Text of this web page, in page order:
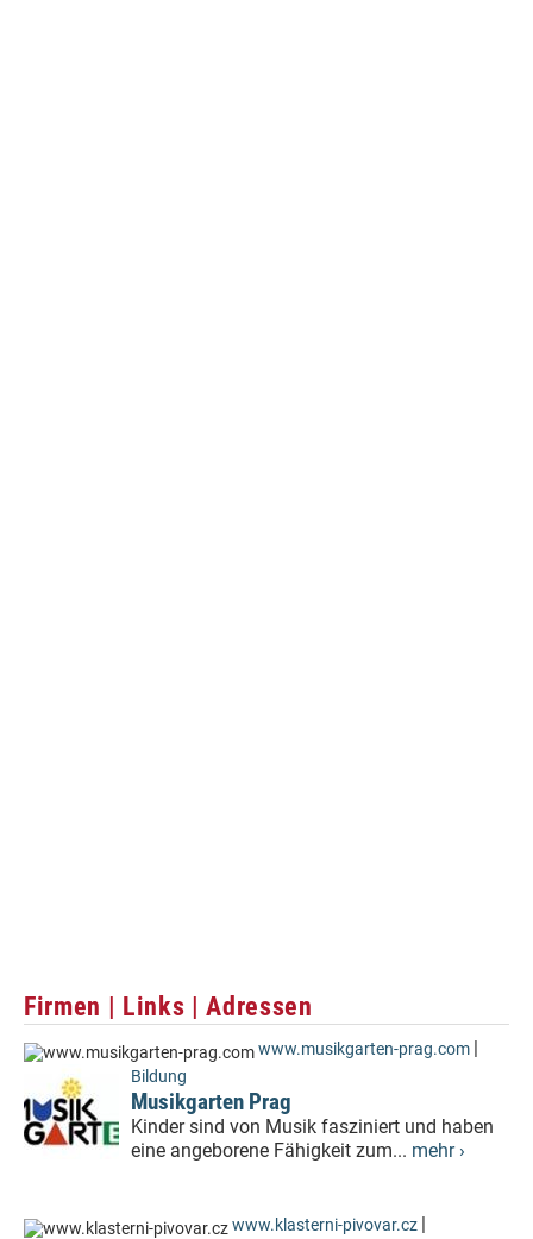
Firmen | Links | Adressen
www.musikgarten-prag.com |
Bildung
Musikgarten Prag
Kinder sind von Musik fasziniert und haben
eine angeborene Fähigkeit zum... mehr ›
www.klasterni-pivovar.cz |